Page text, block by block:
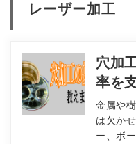
レーザー加工
穴加
率を
金属や
は欠か
ー、ボ